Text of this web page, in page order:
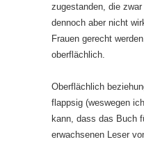
zugestanden, die
dennoch aber nicht
Frauen gerecht
oberflächlich.
Oberflächlich
flappsig (weswegen
kann, dass das Buch
erwachsenen Leser